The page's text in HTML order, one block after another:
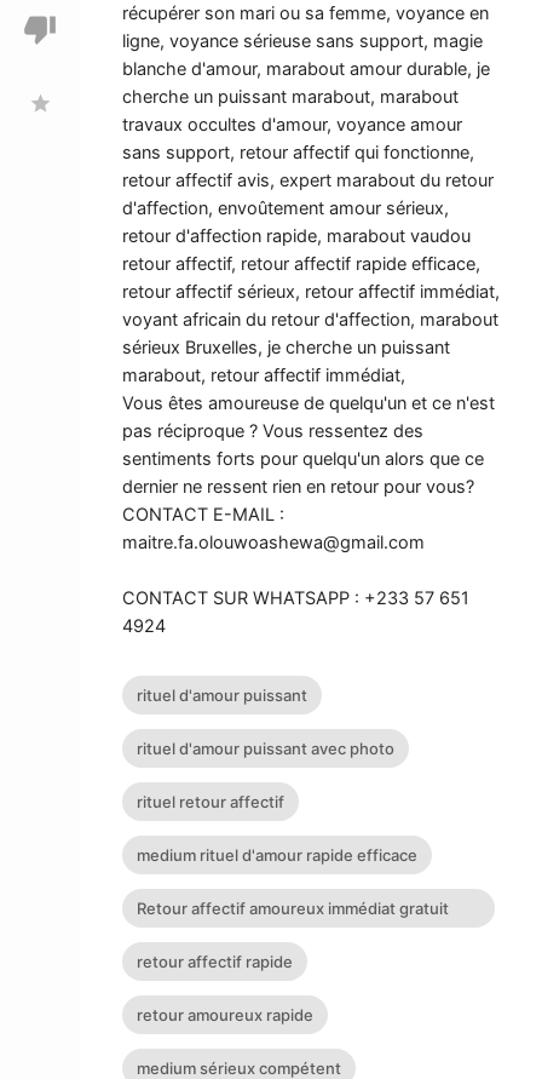
thumb_down
star
récupérer son mari ou sa femme, voyance en
ligne, voyance sérieuse sans support, magie
blanche d'amour, marabout amour durable, je
cherche un puissant marabout, marabout
travaux occultes d'amour, voyance amour
sans support, retour affectif qui fonctionne,
retour affectif avis, expert marabout du retour
d'affection, envoûtement amour sérieux,
retour d'affection rapide, marabout vaudou
retour affectif, retour affectif rapide efficace,
retour affectif sérieux, retour affectif immédiat,
voyant africain du retour d'affection, marabout
sérieux Bruxelles, je cherche un puissant
marabout, retour affectif immédiat,
Vous êtes amoureuse de quelqu'un et ce n'est
pas réciproque ? Vous ressentez des
sentiments forts pour quelqu'un alors que ce
dernier ne ressent rien en retour pour vous?
CONTACT E-MAIL :
maitre.fa.olouwoashewa@gmail.com
CONTACT SUR WHATSAPP : +233 57 651
4924
rituel d'amour puissant
rituel d'amour puissant avec photo
rituel retour affectif
medium rituel d'amour rapide efficace
Retour affectif amoureux immédiat gratuit
Rituel retour affectif
retour affectif rapide
retour amoureux rapide
medium sérieux compétent